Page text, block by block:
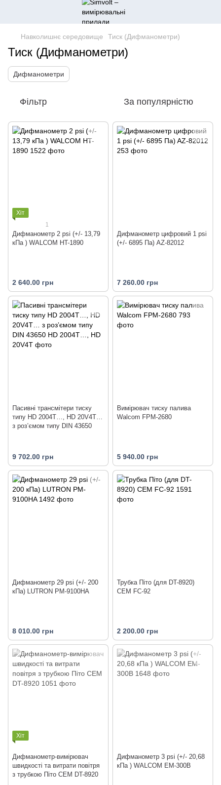
Навколишнє середовище Тиск (Дифманометри)
Тиск (Дифманометри)
Дифманометри
Фільтр За популярністю
Хіт
1
Дифманометр 2 psi (+/- 13,79
кПа ) WALCOM HT-1890
2 640.00 грн
Дифманометр цифровий 1 psi
(+/- 6895 Па) AZ-82012
7 260.00 грн
Пасивні трансмітери тиску
типу HD 2004T…, HD 20V4T…
з роз’ємом типу DIN 43650
9 702.00 грн
Вимірювач тиску палива
Walcom FPM-2680
5 940.00 грн
Дифманометр 29 psi (+/- 200
кПа) LUTRON PM-9100HA
8 010.00 грн
Трубка Піто (для DT-8920)
CEM FC-92
2 200.00 грн
Хіт
Дифманометр-вимірювач
швидкості та витрати повітря
з трубкою Піто CEM DT-8920
Дифманометр 3 psi (+/- 20,68
кПа ) WALCOM EM-300B